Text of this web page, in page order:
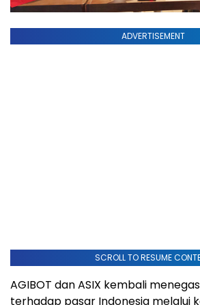
ADVERTISEMENT
SCROLL TO RESUME
AGIBOT dan ASIX kembali
terhadap pasar Indonesia melalui